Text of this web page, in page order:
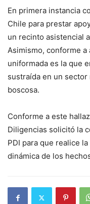
En primera instancia
Chile para prestar
un recinto asistencial
Asimismo, conforme
uniformada es la que
sustraída en un
boscosa.
Conforme a este
Diligencias solicitó la
PDI para que realice
dinámica de los